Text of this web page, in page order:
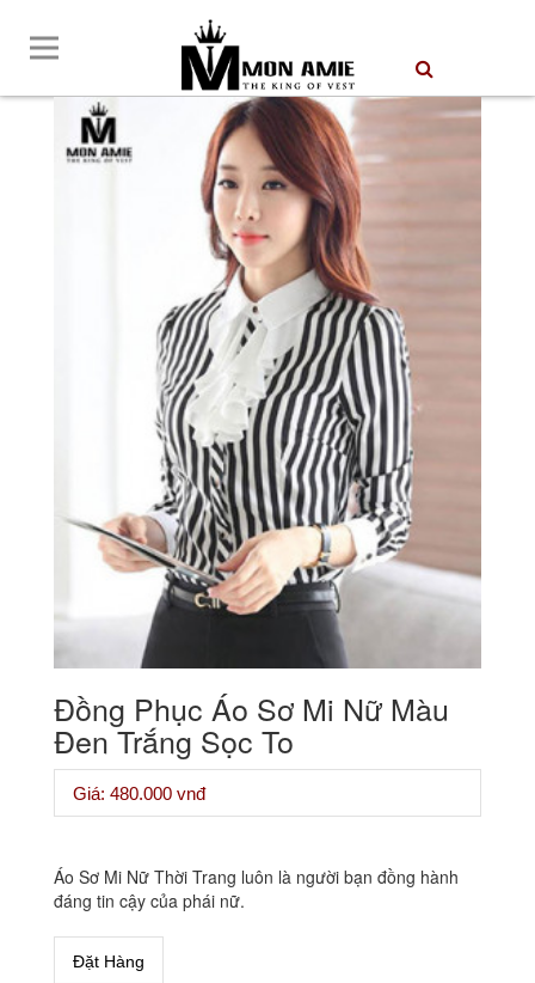
Đồng Phục Áo Sơ Mi Nữ Màu
Đen Trắng Sọc To
Giá: 480.000 vnđ
Áo Sơ Mi Nữ Thời Trang luôn là người bạn đồng hành
đáng tin cậy của phái nữ.